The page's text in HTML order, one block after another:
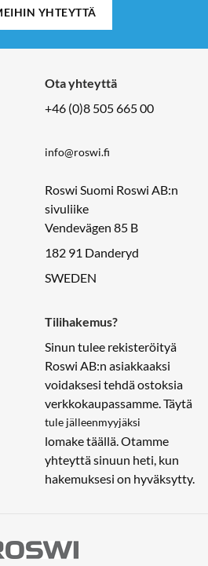
YHTEYTTÄ
Ota yhteyttä
+46 (0)8 505 665 00
info@roswi.fi
Roswi Suomi Roswi AB:n
sivuliike
Vendevägen 85 B
182 91 Danderyd
SWEDEN
Tilihakemus?
Sinun tulee rekisteröityä
Roswi AB:n asiakkaaksi
voidaksesi tehdä ostoksia
verkkokaupassamme. Täytä
tule jälleenmyyjäksi
lomake täällä. Otamme
yhteyttä sinuun heti, kun
hakemuksesi on hyväksytty.